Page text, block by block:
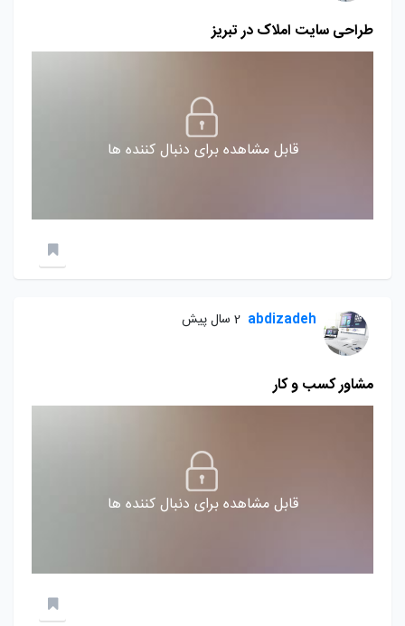
طراحی سایت املاک در تبریز
قابل مشاهده برای دنبال کننده ها
abdizadeh 2 سال پیش
مشاور کسب و کار
قابل مشاهده برای دنبال کننده ها